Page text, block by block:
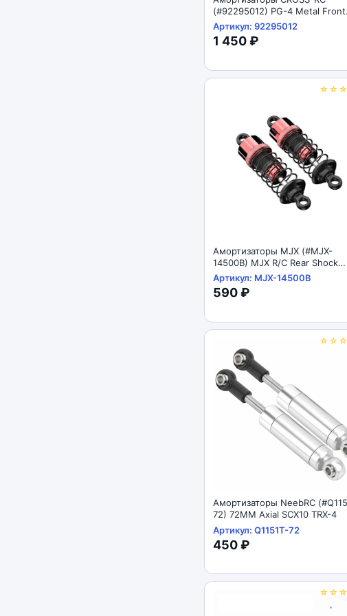
(#92295012) PG-4 Metal Front
Shock 98mm
Артикул: 92295012
1 450 ₽
Амортизаторы MJX (#MJX-
14500B) MJX R/C Rear Shock
Absorbers 1/14
Артикул: MJX-14500B
590 ₽
Амортизаторы NeebRC
72) 72MM Axial SCX10 TRX-4
Артикул: Q1151T-72
450 ₽